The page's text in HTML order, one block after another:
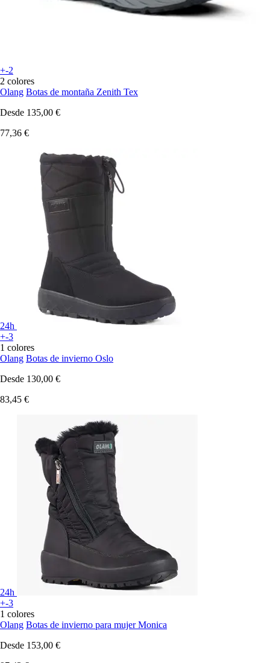
+-2
2 colores
Olang Botas de montaña Zenith Tex
Desde 135,00 €
77,36 €
24h
+-3
1 colores
Olang Botas de invierno Oslo
Desde 130,00 €
83,45 €
24h
+-3
1 colores
Olang Botas de invierno para mujer Monica
Desde 153,00 €